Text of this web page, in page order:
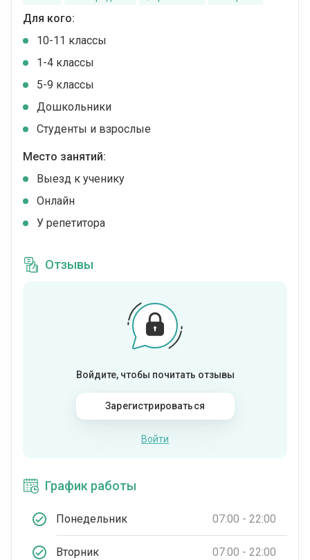
Для кого:
10-11 классы
1-4 классы
5-9 классы
Дошкольники
Студенты и взрослые
Место занятий:
Выезд к ученику
Онлайн
У репетитора
Отзывы
Войдите, чтобы почитать отзывы
Зарегистрироваться
Войти
График работы
Понедельник 07:00 - 22:00
Вторник 07:00 - 22:00